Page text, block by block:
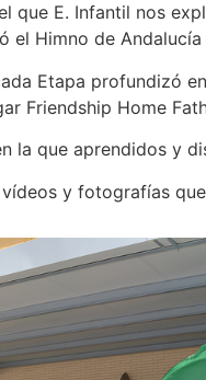
que E. Infantil nos
el Himno de
Etapa profundizó
Friendship Home
la que aprendidos y
y fotografías